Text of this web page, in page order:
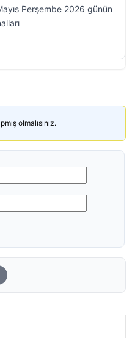
Perşembe 2026 günün
olmalısınız.